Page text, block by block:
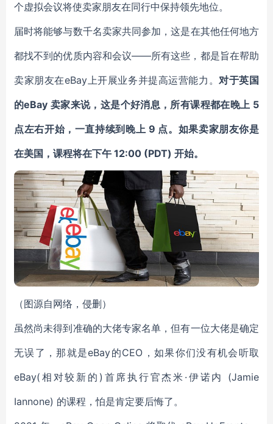
个虚拟会议将使卖家朋友在同行中保持领先地位。
届时将能够与数千名卖家共同参加，这是在其他任何地方
都找不到的优质内容和会议——所有这些，都是旨在帮助
卖家朋友在eBay上开展业务并提高运营能力。对于英国
的eBay 卖家来说，这是个好消息，所有课程都在晚上 5
点左右开始，一直持续到晚上 9 点。如果卖家朋友你是
在美国，课程将在下午 12:00 (PDT) 开始。
（图源自网络，侵删）
虽然尚未得到准确的大佬专家名单，但有一位大佬是确定
无误了，那就是eBay的CEO，如果你们没有机会听取
eBay(相对较新的)首席执行官杰米·伊诺内 (Jamie
Iannone) 的课程，怕是肯定要后悔了。